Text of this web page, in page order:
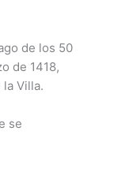
de los 50
de 1418,
Villa.
se